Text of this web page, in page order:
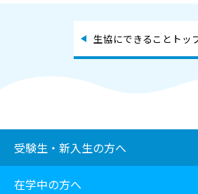
生協にできることトッ
受験生・新入生の方へ
在学中の方へ